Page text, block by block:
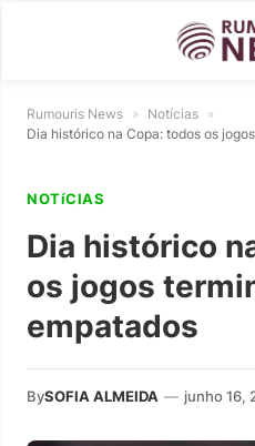
Rumouris News » Notícias »
Dia histórico na Copa: todos os
NOTíCIAS
Dia histórico
os jogos
empatados
BySOFIA ALMEIDA — junho 16,